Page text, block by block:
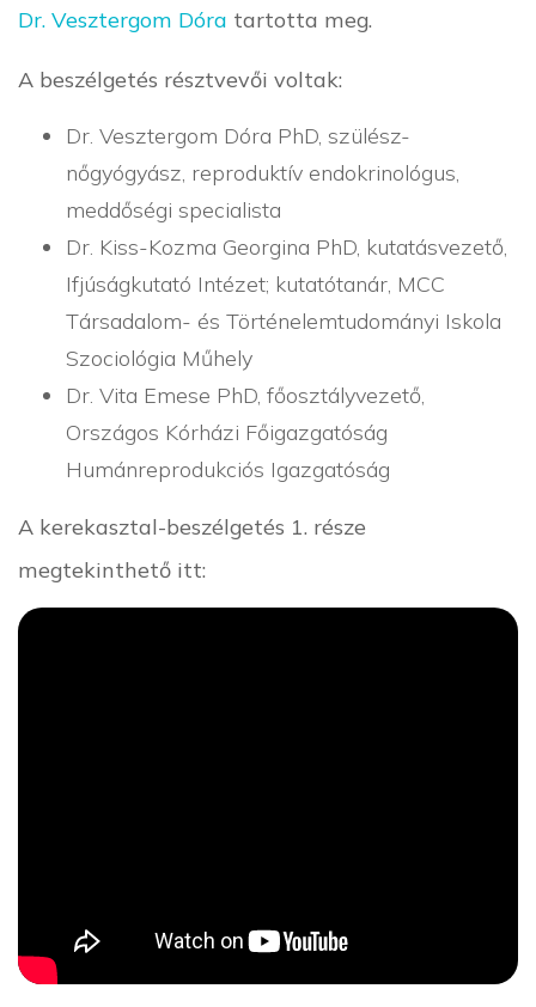
Dr. Vesztergom Dóra tartotta meg.
A beszélgetés résztvevői voltak:
Dr. Vesztergom Dóra PhD, szülész-
nőgyógyász, reproduktív endokrinológus,
meddőségi specialista
Dr. Kiss-Kozma Georgina PhD, kutatásvezető,
Ifjúságkutató Intézet; kutatótanár, MCC
Társadalom- és Történelemtudományi Iskola
Szociológia Műhely
Dr. Vita Emese PhD, főosztályvezető,
Országos Kórházi Főigazgatóság
Humánreprodukciós Igazgatóság
A kerekasztal-beszélgetés 1. része
megtekinthető itt: